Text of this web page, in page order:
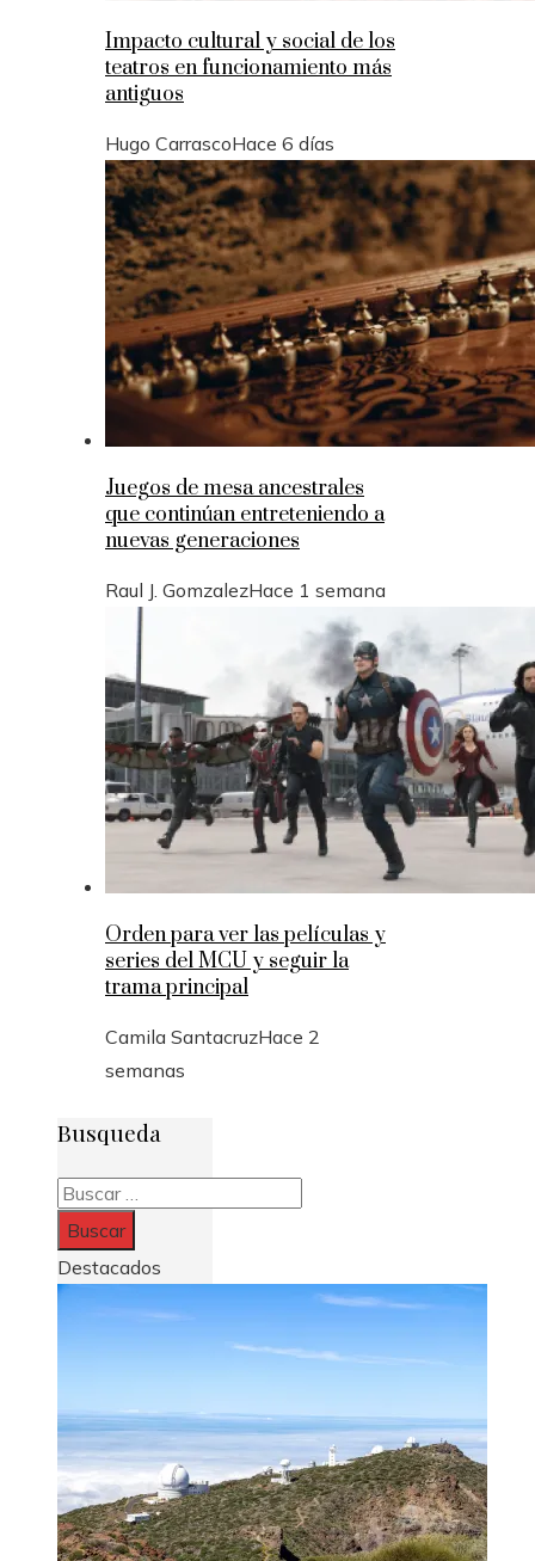
Impacto cultural y social de los
teatros en funcionamiento más
antiguos
Hugo CarrascoHace 6 días
Juegos de mesa ancestrales
que continúan entreteniendo a
nuevas generaciones
Raul J. GomzalezHace 1 semana
Orden para ver las películas y
series del MCU y seguir la
trama principal
Camila SantacruzHace 2
semanas
Busqueda
Buscar:
Destacados